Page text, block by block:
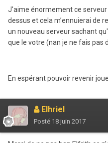
J'aime énormement ce
dessus et cela m’ennuierai de
un nouveau serveur sachant
que le votre (nan je ne fais pas
En espérant pouvoir revenir
Elhriel
Posté 18 juin 2017